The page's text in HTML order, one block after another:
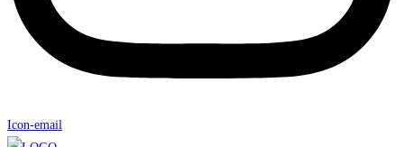
Icon-email